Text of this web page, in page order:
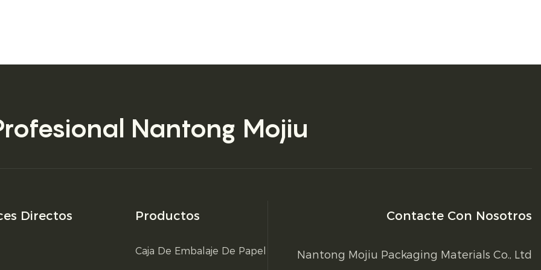
Nantong Mojiu
Directos Productos
Caja De Embalaje De Papel
Contacte Con Nosotros
Nantong Mojiu Packaging Materials Co., Ltd